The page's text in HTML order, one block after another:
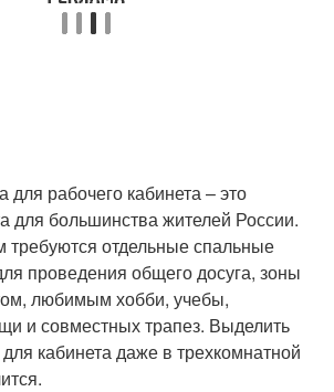
для рабочего кабинета – это
для большинства жителей России.
требуются отдельные спальные
проведения общего досуга, зоны
любимым хобби, учебы,
и совместных трапез. Выделить
кабинета даже в трехкомнатной